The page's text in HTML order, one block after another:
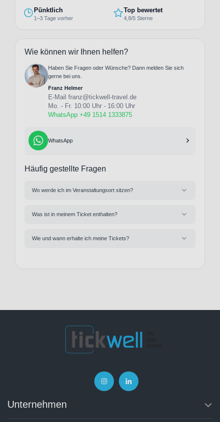
Pünktlich
1–3 Tage vorher
Top bewertet
4,8/5 Sterne
Wie können wir Ihnen helfen?
Haben Sie Fragen oder Wünsche? Dann melden Sie sich
gerne bei uns.
Franz Helmer
E-Mail franz@tickwell-travel.de
Mo. - Fr. 10:00 Uhr - 16:00 Uhr
WhatsApp +49 1514 1333875
WhatsApp
Häufig gestellte Fragen
Wo werde ich im Veranstaltungsort sitzen?
Was ist in meinem Ticket enthalten?
Wie und wann erhalte ich meine Tickets?
Unternehmen